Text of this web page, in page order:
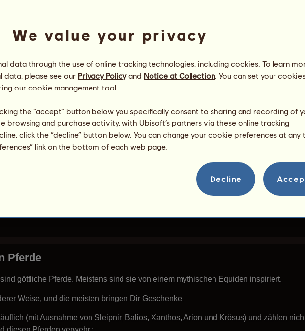
Pferden
Monats aktualisiert wird, bietet es seinem Besitzer ein Nyx-Paket an, wenn dieser sich
Züchter sein, bietet es das Paket unter derselben Bedingung nur am 19. Januar, April,
Fähigkeiten jeden Tag ein wenig zu.
Pferde
göttliche Pferde. Meistens sind sie von einem mythischen Equiden inspiriert.
Weise, und die meisten bringen Dir Geschenke.
(mit Ausnahme von Sleipnir, Balios, Xanthos, Arion und Krösus) und zählen
diesen Pferden verwehrt:
We value your privacy
data through the use of online tracking technologies, including cookies. To learn
data, please see our Privacy Policyand Notice at Collection. You can set your cookies
our cookie management tool.
the “accept” button below you specifically consent to sharing and recording of
browsing and purchase activity, with Ubisoft’s partners via these online tracking
click the “decline” button below. You can change your cookie preferences at any
link on the bottom of each web page.
Decline